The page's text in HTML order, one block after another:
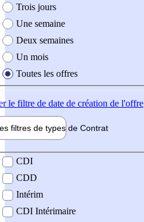
Trois jours
Une semaine
Deux semaines
Un mois
Toutes les offres
le filtre de date de création de l'offre
filtres de types de Contrat
contrat
CDI
CDD
Intérim
CDI Intérimaire